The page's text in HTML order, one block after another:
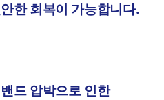
한 회복이 가능합니다.
드 압박으로 인한